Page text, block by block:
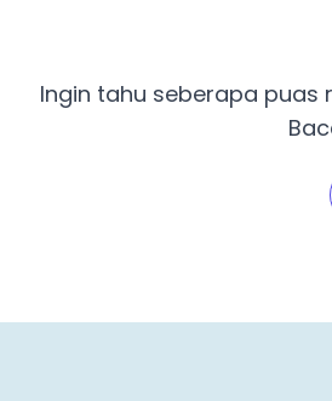
Ingin tahu seberapa puas